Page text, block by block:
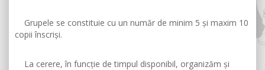
Grupele se constituie cu un număr de minim 5 și maxim 10
copii înscriși.
La cerere, în funcție de timpul disponibil, organizăm și